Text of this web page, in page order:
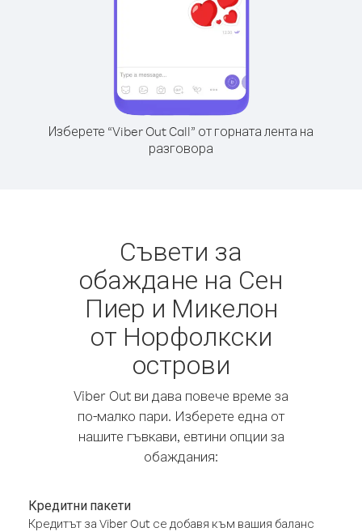
Изберете “Viber Out Call” от горната лента на
разговора
Съвети за
обаждане на Сен
Пиер и Микелон
от Норфолкски
острови
Viber Out ви дава повече време за
по-малко пари. Изберете една от
нашите гъвкави, евтини опции за
обаждания:
Кредитни пакети
Кредитът за Viber Out се добавя към вашия баланс